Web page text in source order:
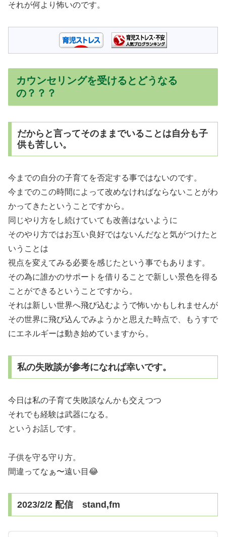
それが何より怖いのです。
カウンセリングを受けるとどうなる
の？？？
だからと言ってそのままでいることは自分も子
供も苦しい。
今までの自分の子育てを否定する事ではないのです。
今までのこの時間によって改めなければならないことがわ
かってきたということですから。
同じやり方をし続けていても改善はないように
そのやり方ではお互い良好ではないんだなと気がつけたと
いうことは
視点を変えてみる必要を感じたという事でもあります。
その為に誰かのサポートを借りることで新しい景色を得る
ことができるということですから。
それは新しい世界へ飛び込むようで怖いかもしれませんが
その世界に飛び込んでみようかと思えた時点で、もうすで
にエネルギーは動き始めていますから。
私の失敗談が参考になれば幸いです。
今日は私の子育て失敗談なんかも交えつつ
それでも経験は武器になる。
というお話しです。
子供を守る守り方。
間違ってなぁ〜遠い目😂
2023/2/2 配信 stand,fm